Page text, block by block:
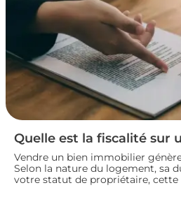
Quelle est la fiscalité sur
Vendre un bien immobilier
Selon la nature du logement, sa
votre statut de propriétaire, cette